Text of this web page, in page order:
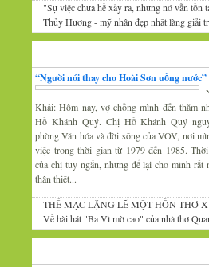
"Sự việc chưa hề xảy ra, nhưng nó vẫn tồn
Thủy Hương - mỹ nhân đẹp nhất làng giải
“Người nói thay cho Hoài Sơn uống nước”
Khải: Hôm nay, vợ chồng mình đến thăm
Hồ Khánh Quý. Chị Hồ Khánh Quý
phòng Văn hóa và đời sống của VOV, nơi
việc trong thời gian từ 1979 đến 1985.
của chị tuy ngắn, nhưng để lại cho mình rất
thân thiết...
THẾ MẠC LẶNG LẼ MỘT HỒN THƠ
Về bài hát "Ba Vì mờ cao" của nhà thơ